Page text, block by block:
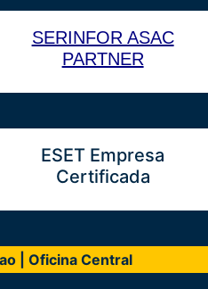
SERINFOR ASAC
PARTNER
ESET Empresa
Certificada
| Oficina Central